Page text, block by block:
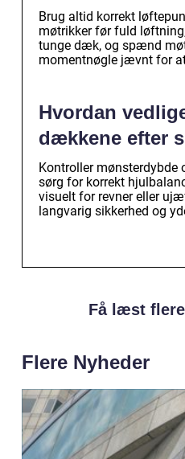
Brug altid korrekt
møtrikker før fuld
tunge dæk, og spænd
momentnøgle jævnt for
Hvordan
dækkene efter
Kontroller
sørg for korrekt
visuelt for revner eller
langvarig sikkerhed og
Få læst
Flere Nyheder